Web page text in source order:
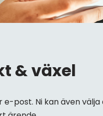
& växel
e-post. Ni kan även